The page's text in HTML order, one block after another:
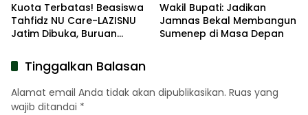
Kuota Terbatas! Beasiswa
Tahfidz NU Care-LAZISNU
Jatim Dibuka, Buruan
Wakil Bupati: Jadikan
Jamnas Bekal Membangun
Sumenep di Masa Depan
Tinggalkan Balasan
Alamat email Anda tidak akan dipublikasikan. Ruas yang
wajib ditandai *